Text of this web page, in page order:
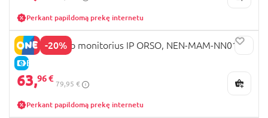
Perkant papildomą prekę internetu
-20%
E-KAINA
NENO kūdikio monitorius IP ORSO, NEN-MAM-NN011
63,96 €
79,95 €
Perkant papildomą prekę internetu